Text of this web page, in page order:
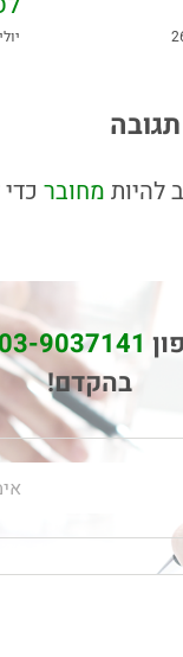
יולי 23rd, 2023
להיות מחובר
9037141
בהקדם!